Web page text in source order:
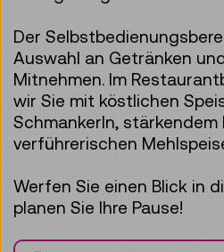
Der
Auswahl an Getränken
Mitnehmen. Im
wir Sie mit köstlichen
Schmankerln, stärkendem
verführerischen
Werfen Sie einen Blick in
planen Sie Ihre Pause!